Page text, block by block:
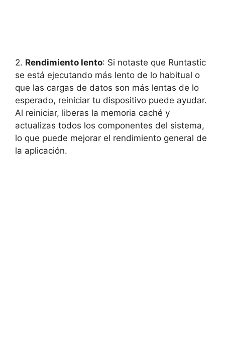
2. Rendimiento lento: Si notaste que Runtastic
se⁣ está ejecutando más lento de lo habitual o
que las cargas de datos son ‌más lentas de lo
esperado, ‌reiniciar tu dispositivo puede ayudar.
Al reiniciar, ⁢liberas la memoria ‍caché y
⁤actualizas todos ‍los componentes del ​sistema,
lo que puede mejorar el ​rendimiento general de
la aplicación.